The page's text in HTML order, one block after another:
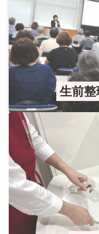
生前